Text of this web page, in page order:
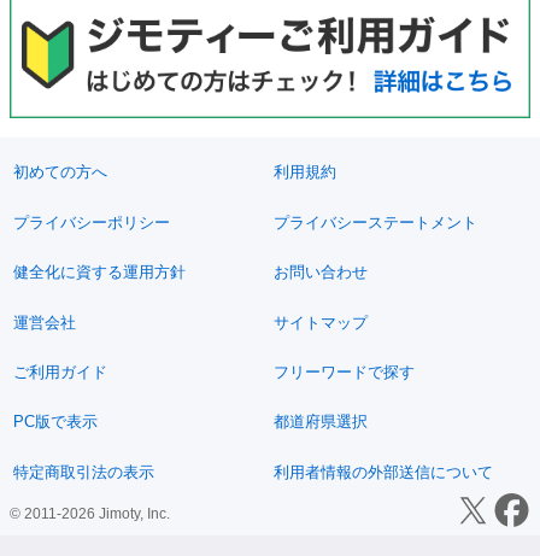
初めての方へ 利用規約
プライバシーポリシー プライバシーステートメント
健全化に資する運用方針 お問い合わせ
運営会社 サイトマップ
ご利用ガイド フリーワードで探す
PC版で表示 都道府県選択
特定商取引法の表示 利用者情報の外部送信について
© 2011-2026 Jimoty, Inc.